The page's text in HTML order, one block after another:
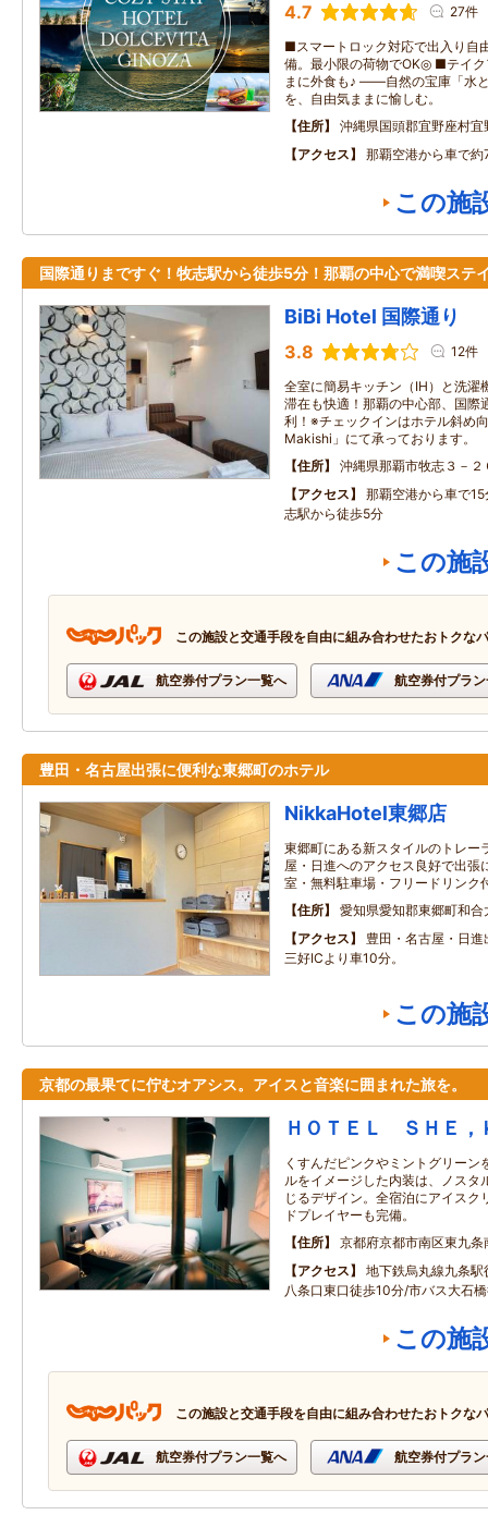
4.7 27件
■スマートロック対応で出入り自
備。最小限の荷物でOK◎ ■テイ
まに外食も♪ ――自然の宝庫「水
を、自由気ままに愉しむ。
住所
沖縄県国頭郡宜野座村
アクセス
那覇空港から車で
この施
国際通りまですぐ！牧志駅から徒歩5分！那覇の中心で満喫ステ
BiBi Hotel 国際通り
3.8 12件
全室に簡易キッチン（IH）と洗濯
滞在も快適！那覇の中心部、国際
利！※チェックインはホテル斜め
Makishi」にて承っております。
住所
沖縄県那覇市牧志３－２
アクセス
那覇空港から車で
志駅から徒歩5分
この施
この施設と交通手段を自由に組み合わせたおトクな
航空券付プラン一覧へ 航空券付プラ
豊田・名古屋出張に便利な東郷町のホテル
NikkaHotel東郷店
東郷町にある新スタイルのトレー
屋・日進へのアクセス良好で出張
室・無料駐車場・フリードリンク
住所
愛知県愛知郡東郷町和合
アクセス
豊田・名古屋・日
三好ICより車10分。
この施
京都の最果てに佇むオアシス。アイスと音楽に囲まれた旅を。
ＨＯＴＥＬ ＳＨＥ，
くすんだピンクやミントグリーン
ルをイメージした内装は、ノスタ
じるデザイン。全宿泊にアイスク
ドプレイヤーも完備。
住所
京都府京都市南区東九条
アクセス
地下鉄烏丸線九条
八条口東口徒歩10分/市バス大石
この施
この施設と交通手段を自由に組み合わせたおトクな
航空券付プラン一覧へ 航空券付プラ